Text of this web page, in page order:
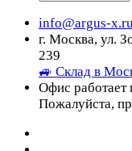
info@argus-x.ru
г. Москва, ул.
239
🚙 Склад в
Офис работает
Пожалуйста,